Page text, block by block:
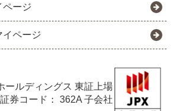
ページ
イページ
ールディングス 東証上場
証券コード： 362A 子会社